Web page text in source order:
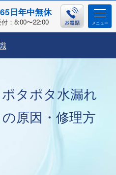
日年中無休
：8:00〜22:00
タポタ水漏れ
原因・修理方